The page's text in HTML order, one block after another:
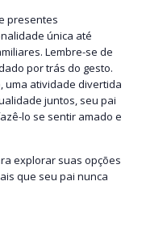
presentes
única até
Lembre-se de
por trás do gesto.
uma atividade divertida
juntos, seu pai
lo se sentir amado e
explorar suas opções
que seu pai nunca